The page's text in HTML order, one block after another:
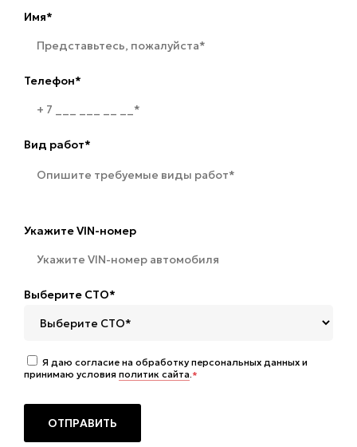
Имя*
Телефон*
Вид работ*
Укажите VIN-номер
Выберите СТО*
Я даю согласие на обработку персональных данных и
принимаю условия политик сайта.*